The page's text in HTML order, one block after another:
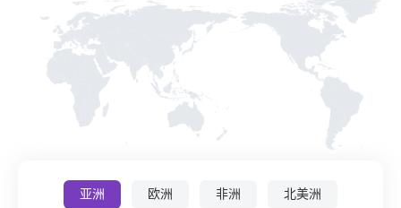
亚洲 欧洲 非洲 北美洲